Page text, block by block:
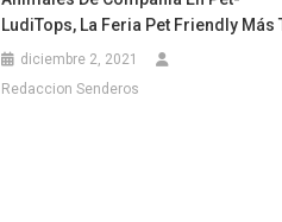
LudiTops, La Feria Pet Friendly Más
diciembre 2, 2021
Redaccion Senderos